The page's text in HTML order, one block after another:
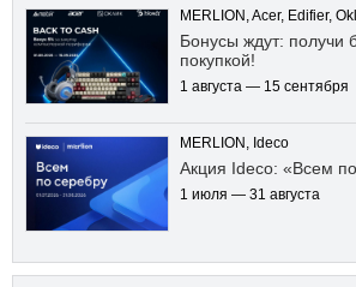
MERLION, Acer, Edifier,
Бонусы ждут: получи
покупкой!
1 августа — 15 сентября
MERLION, Ideco
Акция Ideco: «Всем
1 июля — 31 августа